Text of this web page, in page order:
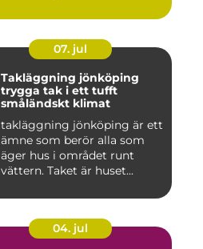
07. jul
Takläggning jönköping
trygga tak i ett tufft
småländskt klimat
takläggning jönköping är ett
ämne som berör alla som
äger hus i området runt
vättern. Taket är huset...
04. jul